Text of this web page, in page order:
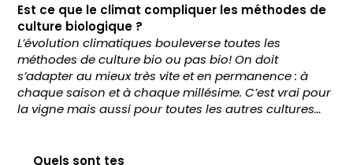
Est ce que le climat compliquer les méthodes de
culture biologique ?
L’évolution climatiques bouleverse toutes les
méthodes de culture bio ou pas bio! On doit
s’adapter au mieux très vite et en permanence : à
chaque saison et à chaque millésime. C’est vrai pour
la vigne mais aussi pour toutes les autres cultures…
Quels sont tes